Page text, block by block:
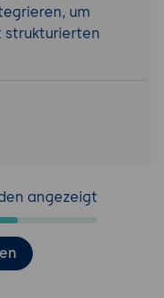
um
strukturierten
angezeigt